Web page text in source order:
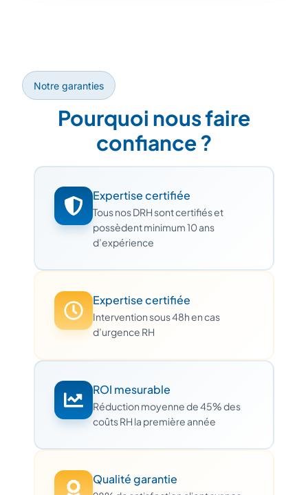
Notre garanties
Pourquoi nous faire
confiance ?
Expertise certifiée
Tous nos DRH sont certifiés et
possèdent minimum 10 ans
d’expérience
Expertise certifiée
Intervention sous 48h en cas
d’urgence RH
ROI mesurable
Réduction moyenne de 45% des
coûts RH la première année
Qualité garantie